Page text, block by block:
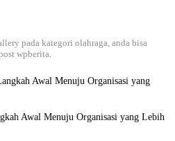
pada kategori olahraga, anda bisa
wpberita.
Awal Menuju Organisasi yang Lebih